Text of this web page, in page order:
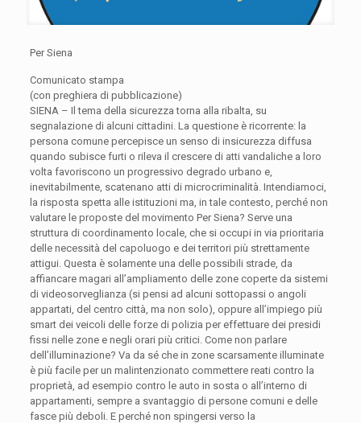
Per Siena
Comunicato stampa
(con preghiera di pubblicazione)
SIENA – Il tema della sicurezza torna alla ribalta, su
segnalazione di alcuni cittadini. La questione è ricorrente: la
persona comune percepisce un senso di insicurezza diffusa
quando subisce furti o rileva il crescere di atti vandaliche a loro
volta favoriscono un progressivo degrado urbano e,
inevitabilmente, scatenano atti di microcriminalità. Intendiamoci,
la risposta spetta alle istituzioni ma, in tale contesto, perché non
valutare le proposte del movimento Per Siena? Serve una
struttura di coordinamento locale, che si occupi in via prioritaria
delle necessità del capoluogo e dei territori più strettamente
attigui. Questa è solamente una delle possibili strade, da
affiancare magari all’ampliamento delle zone coperte da sistemi
di videosorveglianza (si pensi ad alcuni sottopassi o angoli
appartati, del centro città, ma non solo), oppure all’impiego più
smart dei veicoli delle forze di polizia per effettuare dei presidi
fissi nelle zone e negli orari più critici. Come non parlare
dell’illuminazione? Va da sé che in zone scarsamente illuminate
è più facile per un malintenzionato commettere reati contro la
proprietà, ad esempio contro le auto in sosta o all’interno di
appartamenti, sempre a svantaggio di persone comuni e delle
fasce più deboli. E perché non spingersi verso la